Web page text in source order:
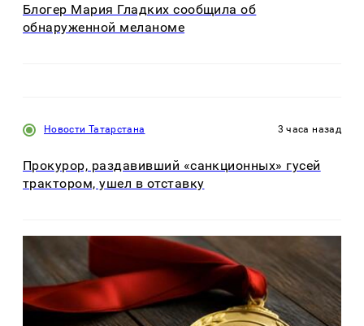
Блогер Мария Гладких сообщила об
обнаруженной меланоме
Новости Татарстана 3 часа назад
Прокурор, раздавивший «санкционных» гусей
трактором, ушел в отставку